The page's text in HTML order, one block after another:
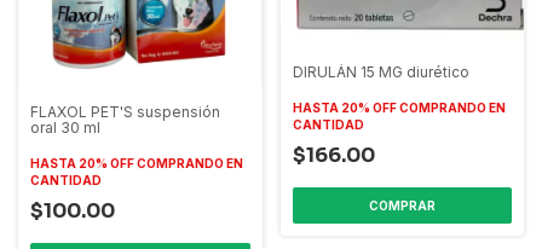
FLAXOL PET'S suspensión
oral 30 ml
HASTA 20% OFFCOMPRANDO EN
CANTIDAD
$100.00
DIRULÁN 15 MG diurético
HASTA 20% OFF COMPRANDO EN
CANTIDAD
$166.00